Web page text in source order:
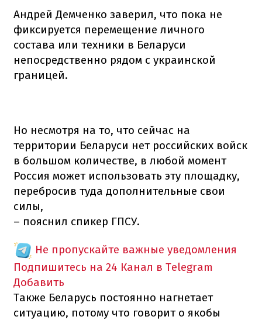
Андрей Демченко заверил, что пока не
фиксируется перемещение личного
состава или техники в Беларуси
непосредственно рядом с украинской
границей.
Но несмотря на то, что сейчас на
территории Беларуси нет российских войск
в большом количестве, в любой момент
Россия может использовать эту площадку,
перебросив туда дополнительные свои
силы,
– пояснил спикер ГПСУ.
Не пропускайте важные уведомления
Подпишитесь на 24 Канал в Telegram
Добавить
Также Беларусь постоянно нагнетает
ситуацию, потому что говорит о якобы